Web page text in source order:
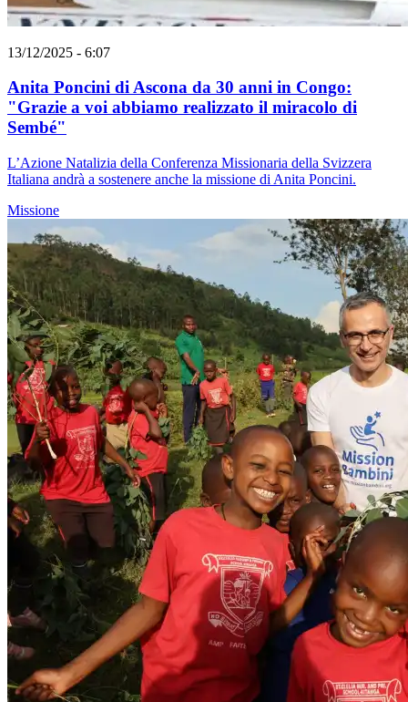
13/12/2025 - 6:07
Anita Poncini di Ascona da 30 anni in Congo:
"Grazie a voi abbiamo realizzato il miracolo di
Sembé"
L’Azione Natalizia della Conferenza Missionaria della Svizzera
Italiana andrà a sostenere anche la missione di Anita Poncini.
Missione